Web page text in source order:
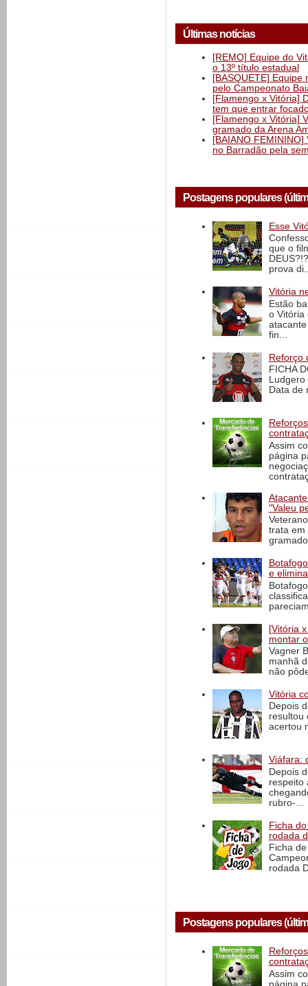
Últimas notícias
[REMO] Equipe do
o 13º título estadual
[BASQUETE]
pelo Campeonato
[Flamengo x Vitória]
tem que entrar
[Flamengo x Vitória]
gramado da Arena
[BAIANO
no Barradão pela
Postagens populares
Esse
que o
prova
Vitória
Estão
o Vitória
fin...
Reforço
FICHA
Data de
Assim
página
"Valeu
trata em
e
[Vitória
montar
Vagner
manhã
não
Vitória
Depois
resultou
acertou
Viáfara:
Depois
respeito
rubro-...
Ficha
rodada
Ficha
rodada
Postagens populares
Assim